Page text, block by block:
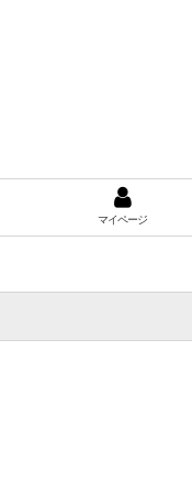
マイページ